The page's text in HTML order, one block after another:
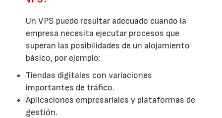
Un VPS puede resultar adecuado cuando la
empresa necesita ejecutar procesos que
superan las posibilidades de un alojamiento
básico, por ejemplo:
Tiendas digitales con variaciones
importantes de tráfico.
Aplicaciones empresariales y plataformas de
gestión.